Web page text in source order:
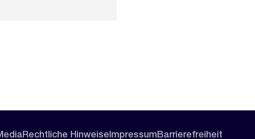
Rechtliche HinweiseImpressumBarrierefreiheit